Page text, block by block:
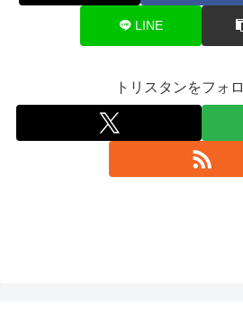
LINE
トリスタンをフォ